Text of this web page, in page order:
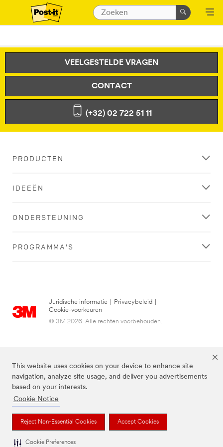
This website uses cookies on your device to enhance site
navigation, analyze site usage, and deliver you advertisements
based on your interests.
Cookie Notice
Reject Non-Essential Cookies Accept Cookies
Cookie Preferences
VEELGESTELDE VRAGEN
CONTACT
(+32) 02 722 51 11
PRODUCTEN
IDEEËN
ONDERSTEUNING
PROGRAMMA'S
Juridische informatie Privacybeleid
Cookie-voorkeuren
© 3M 2026. Alle rechten voorbehouden.
3M, Post-it® en de kleur Canary Yellow™ zijn handelsmerken van 3M.